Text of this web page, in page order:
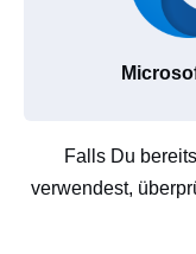
Falls Du
verwendest,